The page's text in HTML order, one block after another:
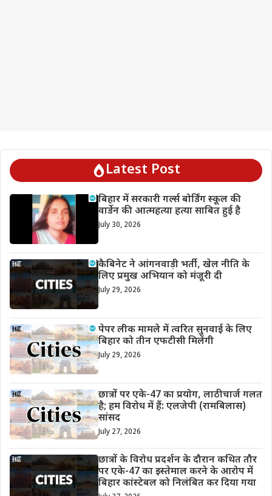
Latest Post
बिहार में सरकारी गर्ल्स बोर्डिंग स्कूल की
वार्डेन की आत्महत्या हत्या साबित हुई है
July 30, 2026
कैबिनेट ने आंगनवाड़ी भर्ती, खेल नीति के
लिए प्रमुख अभियान को मंजूरी दी
July 29, 2026
पेपर लीक मामले में त्वरित सुनवाई के लिए
बिहार को तीन एफटीसी मिलेंगी
July 29, 2026
छात्रों पर एके-47 का प्रयोग, लाठीचार्ज गलत
है; हम विरोध में हैं: एलजेपी (रामबिलास)
सांसद
July 27, 2026
छात्रों के विरोध प्रदर्शन के दौरान कथित तौर
पर एके-47 का इस्तेमाल करने के आरोप में
बिहार कांस्टेबल को निलंबित कर दिया गया